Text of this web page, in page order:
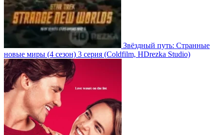
Звёздный путь: Странные
новые миры (4 сезон) 3 серия (Coldfilm, HDrezka Studio)